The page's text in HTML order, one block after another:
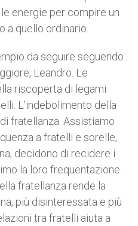
energie per compire un
a quello ordinario.
da seguire seguendo
Leandro. Le
riscoperta di legami
L’indebolimento della
fratellanza. Assistiamo
a fratelli e sorelle,
decidono di recidere i
la loro frequentazione.
fratellanza rende la
più disinteressata e più
tra fratelli aiuta a